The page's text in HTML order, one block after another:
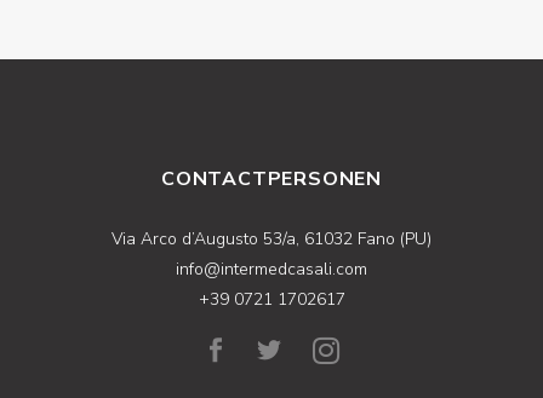
CONTACTPERSONEN
Via Arco d’Augusto 53/a, 61032 Fano (PU)
info@intermedcasali.com
+39 0721 1702617